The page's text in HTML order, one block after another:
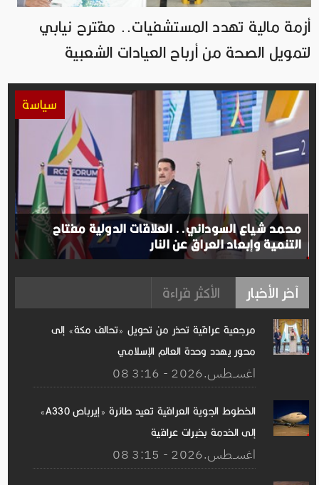
أزمة مالية تهدد المستشفيات.. مقترح نيابي
لتمويل الصحة من أرباح العيادات الشعبية
سياسة
محمد شياع السوداني.. العلاقات الدولية مفتاح
التنمية وإبعاد العراق عن النار
آخر الأخبار الأكثر قراءة
مرجعية عراقية تحذر من تحويل «تحالف مكة» إلى
محور يهدد وحدة العالم الإسلامي
08 اغســطس.2026 - 3:16
الخطوط الجوية العراقية تعيد طائرة «إيرباص A330»
إلى الخدمة بخبرات عراقية
08 اغســطس.2026 - 3:15